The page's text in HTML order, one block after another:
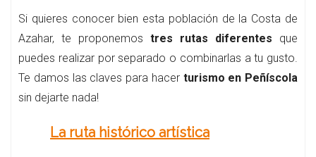
Si quieres conocer bien esta población de la Costa de
Azahar, te proponemos tres rutas diferentes que
puedes realizar por separado o combinarlas a tu gusto.
Te damos las claves para hacer turismo en Peñíscola
sin dejarte nada!
La ruta histórico artística